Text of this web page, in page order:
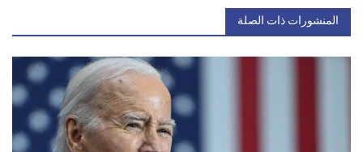
المنشورات ذات الصلة